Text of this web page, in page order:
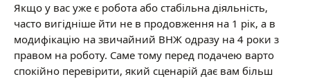
Якщо у вас уже є робота або стабільна діяльність,
часто вигідніше йти не в продовження на 1 рік, а в
модифікацію на звичайний ВНЖ одразу на 4 роки з
правом на роботу. Саме тому перед подачею варто
спокійно перевірити, який сценарій дає вам більш